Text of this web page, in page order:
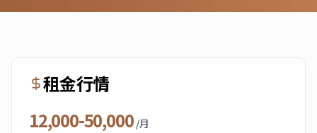
租金行情
12,000-50,000 /月